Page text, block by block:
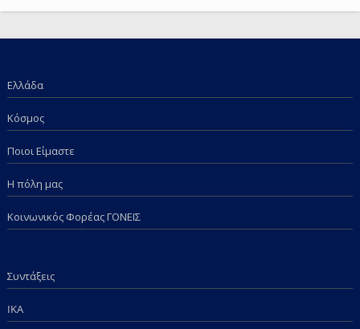
Απόφαση και τα επιδόματα των παιδιών μας; Πόση
Ελλάδα
Κόσμος
Ποιοι Είμαστε
Η πόλη μας
Κοινωνικός Φορέας ΓΟΝΕΙΣ
Συντάξεις
IKA